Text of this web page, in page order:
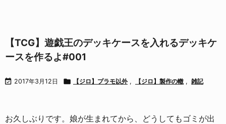
【TCG】遊戯王のデッキケースを入れるデッキケ
ースを作るよ#001
 2017年3月12日  【ジロ】プラモ以外 , 【ジロ】製作の轍 , 雑記
お久しぶりです。 娘が生まれてから、どうしてもゴミが出